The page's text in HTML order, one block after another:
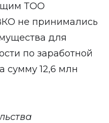
ТОО
не принимались
для
по заработной
сумму 12,6 млн